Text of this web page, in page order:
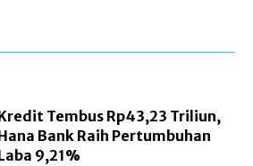
Tembus Rp43,23 Triliun,
Bank Raih Pertumbuhan
9,21%